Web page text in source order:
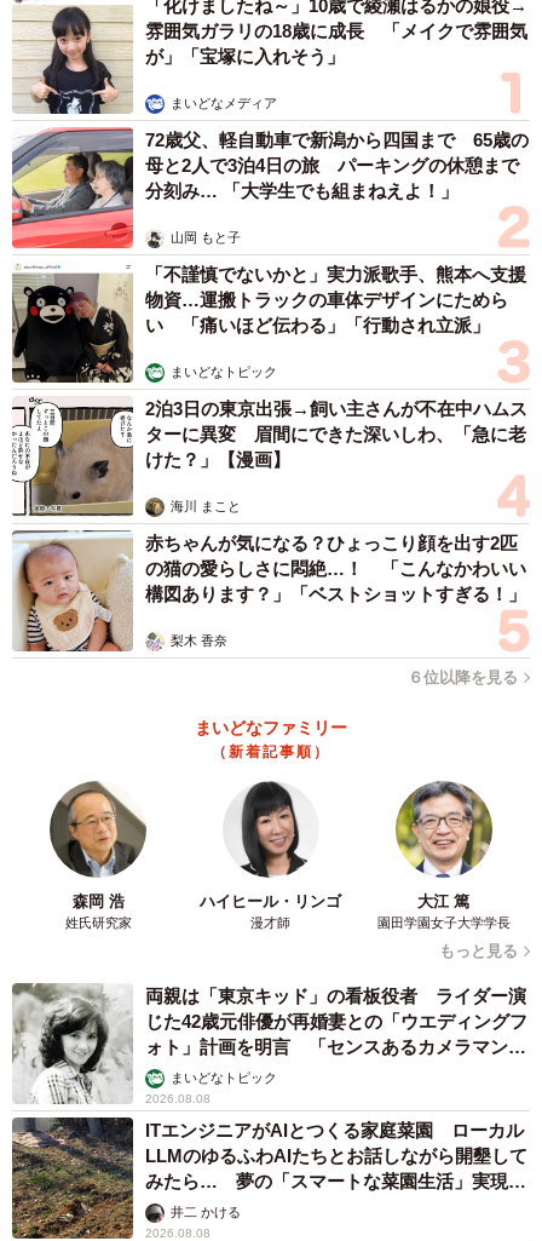
「化けましたね～」10歳で綾瀬はるかの娘役→
雰囲気ガラリの18歳に成長 「メイクで雰囲気
が」「宝塚に入れそう」
まいどなメディア
72歳父、軽自動車で新潟から四国まで 65歳の
母と2人で3泊4日の旅 パーキングの休憩まで
分刻み… 「大学生でも組まねえよ！」
山岡 もと子
「不謹慎でないかと」実力派歌手、熊本へ支援
物資…運搬トラックの車体デザインにためら
い 「痛いほど伝わる」「行動され立派」
まいどなトピック
2泊3日の東京出張→飼い主さんが不在中ハムス
ターに異変 眉間にできた深いしわ、「急に老
けた？」【漫画】
海川 まこと
赤ちゃんが気になる？ひょっこり顔を出す2匹
の猫の愛らしさに悶絶…！ 「こんなかわいい
構図あります？」「ベストショットすぎる！」
梨木 香奈
６位以降を見る
まいどなファミリー
（新着記事順）
森岡 浩
姓氏研究家
ハイヒール・リンゴ
漫才師
大江 篤
園田学園女子大学学長
もっと見る
両親は「東京キッド」の看板役者 ライダー演
じた42歳元俳優が再婚妻との「ウエディングフ
ォト」計画を明言 「センスあるカメラマン求
む」まいどなトピック
2026.08.08
ITエンジニアがAIとつくる家庭菜園 ローカル
LLMのゆるふわAIたちとお話しながら開墾して
みたら… 夢の「スマートな菜園生活」実現な
るか井二 かける
2026.08.08